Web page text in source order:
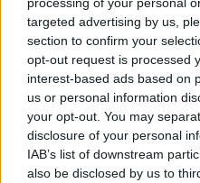
targeted advertising by us,
section to confirm your
opt-out request is processed
interest-based ads based on
us or personal information
your opt-out. You may
disclosure of your personal
IAB’s list of downstream
also be disclosed by us to
nyelvtudást. A brassói
a prefektusnak adott igazat
versenyvizsgát, így a
kiírására kényszerült, és
hónapja nincs igazgatója.